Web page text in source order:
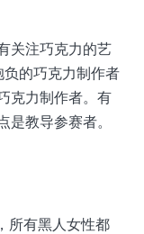
关注巧克力的艺
的巧克力制作者
克力制作者。有
教导参赛者。
所有黑人女性都